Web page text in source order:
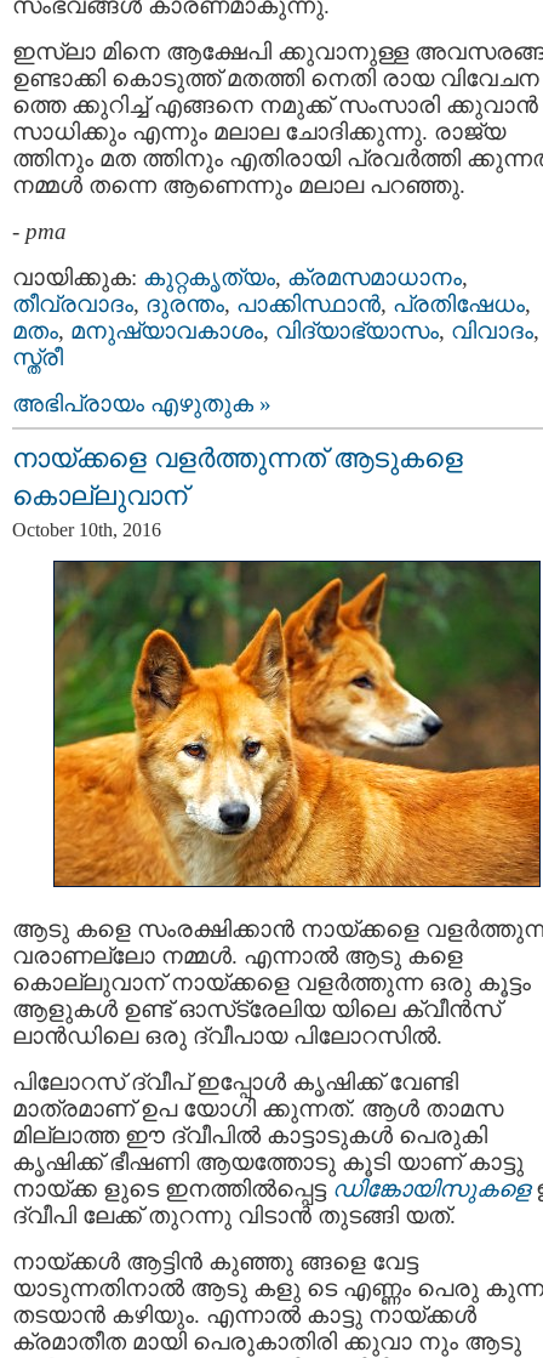
ഇസ്ലാ മിനെ ആക്ഷേപി ക്കുവാനുള്ള
ഉണ്ടാക്കി കൊടുത്ത് മതത്തി നെതി രായ വിവേചന
ത്തെ ക്കുറിച്ച് എങ്ങനെ നമുക്ക് സംസാരി ക്കുവാന്‍
സാധിക്കും എന്നും മലാല ചോദിക്കുന്നു. രാജ്യ
ത്തിനും മത ത്തിനും എതിരായി പ്രവര്‍ത്തി
നമ്മള്‍ തന്നെ ആണെന്നും മലാല പറഞ്ഞു.
- pma
വായിക്കുക: കുറ്റകൃത്യം, ക്രമസമാധാനം,
തീവ്രവാദം, ദുരന്തം, പാക്കിസ്ഥാന്‍, പ്രതിഷേധം,
മതം, മനുഷ്യാവകാശം, വിദ്യാഭ്യാസം, വിവാദം,
സ്ത്രീ
അഭിപ്രായം എഴുതുക »
നായ്ക്കളെ വളര്‍ത്തുന്നത് ആടുകളെ
കൊല്ലുവാന്
October 10th, 2016
ആടു കളെ സംരക്ഷിക്കാൻ നായ്ക്കളെ
വരാണല്ലോ നമ്മൾ. എന്നാൽ ആടു കളെ
കൊല്ലുവാന് നായ്ക്കളെ വളർത്തുന്ന ഒരു കൂട്ടം
ആളുകൾ ഉണ്ട് ഓസ്‌ട്രേലിയ യിലെ ക്വീൻസ്
ലാൻഡിലെ ഒരു ദ്വീപായ പിലോറസിൽ.
പിലോറസ് ദ്വീപ് ഇപ്പോൾ കൃഷിക്ക് വേണ്ടി
മാത്രമാണ് ഉപ യോഗി ക്കുന്നത്. ആൾ താമസ
മില്ലാത്ത ഈ ദ്വീപിൽ കാട്ടാടുകൾ പെരുകി
കൃഷിക്ക് ഭീഷണി ആയത്തോടു കൂടി യാണ് കാട്ടു
നായ്ക്ക ളുടെ ഇനത്തിൽപ്പെട്ട ഡിങ്കോയിസുകളെ
ദ്വീപി ലേക്ക്‌ തുറന്നു വിടാൻ തുടങ്ങി യത്.
നായ്ക്കൾ ആട്ടിൻ കുഞ്ഞു ങ്ങളെ വേട്ട
യാടുന്നതിനാൽ ആടു കളു ടെ എണ്ണം പെരു
തടയാൻ കഴിയും. എന്നാൽ കാട്ടു നായ്ക്കൾ
ക്രമാതീത മായി പെരുകാതിരി ക്കുവാ നും ആടു